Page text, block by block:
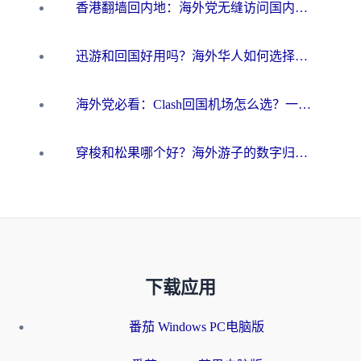
香港翻墙回内地：海外党无缝访问国内资源的加速器选择全攻略
迅游和回国好用吗？海外华人如何选择靠谱的回国加速器
海外党必看：Clash回国机场怎么选？一篇搞定无缝访问国内资源的全攻略
穿梭和松果哪个好？海外游子的数字归乡路，到底该怎么选
下载应用
番茄 Windows PC电脑版